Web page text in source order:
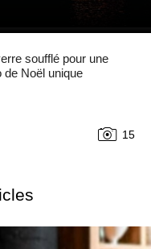
soufflé pour une
de Noël unique
15